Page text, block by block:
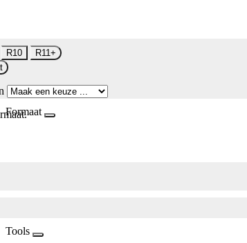
R10
R11+
Formaat
Tools